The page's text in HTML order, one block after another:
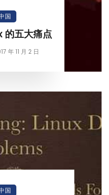
国
的五大痛点
年 11 月 2 日
国